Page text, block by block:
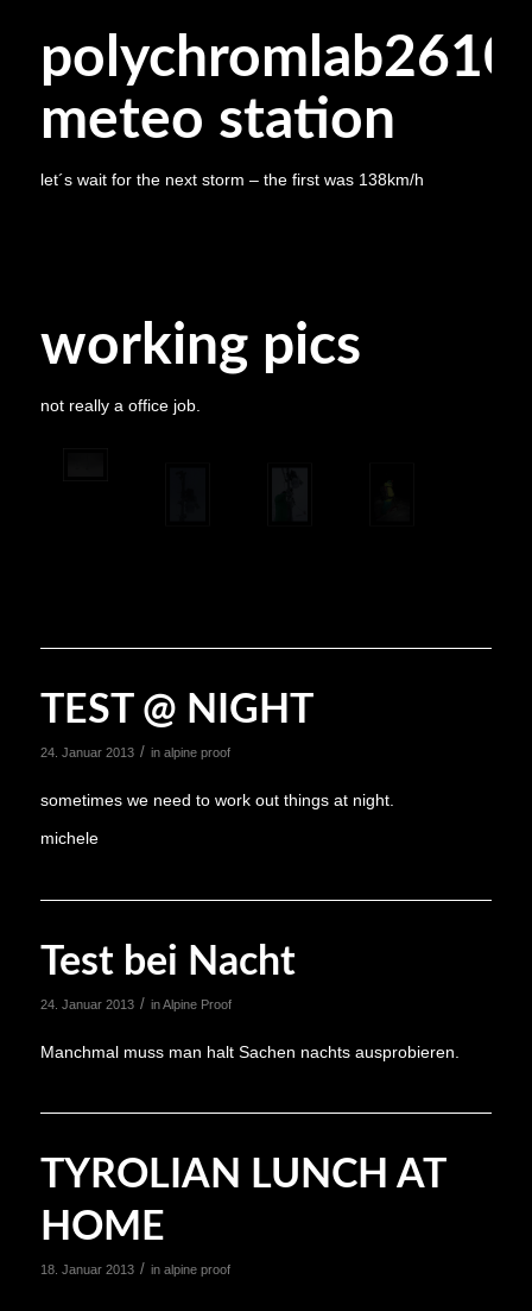
polychromlab2610
meteo station
let´s wait for the next storm – the first was 138km/h
working pics
not really a office job.
TEST @ NIGHT
24. Januar 2013 / in alpine proof
sometimes we need to work out things at night.
michele
Test bei Nacht
24. Januar 2013 / inAlpine Proof
Manchmal muss man halt Sachen nachts ausprobieren.
TYROLIAN LUNCH AT
HOME
18. Januar 2013 / in alpine proof